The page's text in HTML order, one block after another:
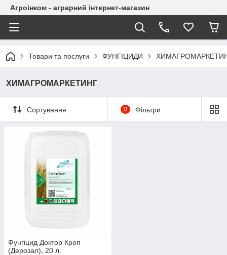
Агроінком - аграрний інтернет-магазин
Товари та послуги ФУНГІЦИДИ
ХИМАГРОМАРКЕТИНГ
Сортування 0 Фільтри
Фунгіцид Доктор Кроп
(Дерозал), 20 л.